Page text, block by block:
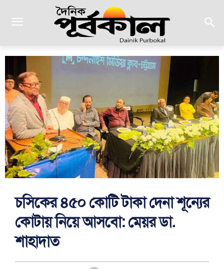
চসিকের ৪৫০ কোটি টাকা দেনা শূন্যের
কোটায় নিয়ে আসবো: মেয়র ডা.
শাহাদাত